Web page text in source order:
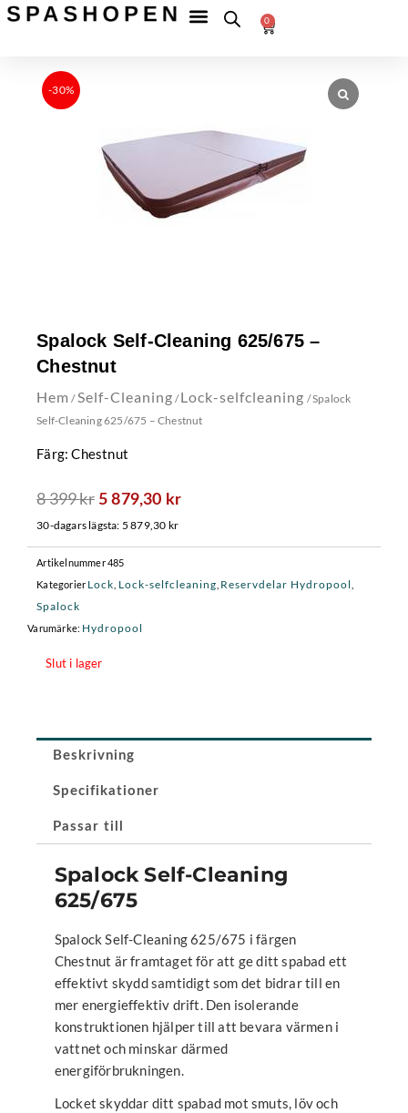
Hoppa
till
Betala
Fri
frakt
till
0
Varukorg
-30%
Spalock Self-Cleaning 625/675 –
Chestnut
Hem /Self-Cleaning /Lock-selfcleaning / Spalock
Self-Cleaning 625/675 – Chestnut
Färg: Chestnut
8 399kr Det
ursprungliga
var:
8
5 879,30 krDet
5
30-dagars lägsta: 5 879,30 kr
Artikelnummer485
Kategorier Lock Lock-selfcleaning Reservdelar Hydropool
Spalock
Varumärke: Hydropool
Slut i lager
Beskrivning
Specifikationer
Passar till
Spalock Self-Cleaning
625/675
Spalock Self-Cleaning 625/675 i färgen
Chestnut är framtaget för att ge ditt spabad ett
effektivt skydd samtidigt som det bidrar till en
mer energieffektiv drift. Den isolerande
konstruktionen hjälper till att bevara värmen i
vattnet och minskar därmed
energiförbrukningen.
Locket skyddar ditt spabad mot smuts, löv och